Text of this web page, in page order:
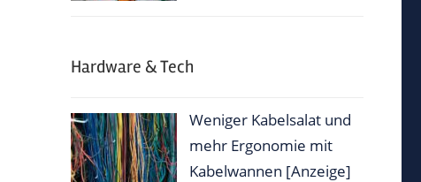
Hardware & Tech
Weniger Kabelsalat und
mehr Ergonomie mit
Kabelwannen [Anzeige]